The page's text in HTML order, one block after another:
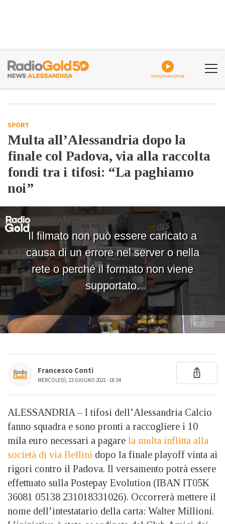
ASCOLTA GOLDPLAY
SPORT
Multa all’Alessandria dopo la
finale col Padova, via alla raccolta
fondi tra i tifosi: “La paghiamo
noi”
Francesco Conti
MERCOLEDÌ, 23 GIUGNO 2021 - 18:54
ALESSANDRIA – I tifosi dell’Alessandria Calcio
fanno squadra e sono pronti a raccogliere i 10
mila euro necessari a pagare la multa inflitta alla
società di via Bellini dopo la finale playoff vinta ai
rigori contro il Padova. Il versamento potrà essere
effettuato sulla Postepay Evolution (IBAN IT05K
36081 05138 231018331026). Occorrerà mettere il
nome dell’intestatario della carta: Walter Millioni.